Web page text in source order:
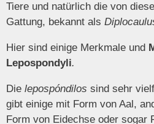
Tiere und natürlich die von
Gattung, bekannt als
Hier sind einige Merkmale und
Lepospondyli.
Die lepospóndilos sind sehr
gibt einige mit Form von Aal,
Form von Eidechse oder sogar